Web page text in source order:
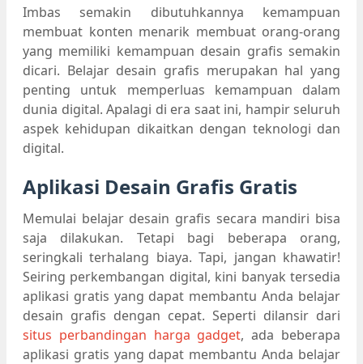
Imbas semakin dibutuhkannya kemampuan
membuat konten menarik membuat orang-orang
yang memiliki kemampuan desain grafis semakin
dicari. Belajar desain grafis merupakan hal yang
penting untuk memperluas kemampuan dalam
dunia digital. Apalagi di era saat ini, hampir seluruh
aspek kehidupan dikaitkan dengan teknologi dan
digital.
Aplikasi Desain Grafis Gratis
Memulai belajar desain grafis secara mandiri bisa
saja dilakukan. Tetapi bagi beberapa orang,
seringkali terhalang biaya. Tapi, jangan khawatir!
Seiring perkembangan digital, kini banyak tersedia
aplikasi gratis yang dapat membantu Anda belajar
desain grafis dengan cepat. Seperti dilansir dari
situs perbandingan harga gadget, ada beberapa
aplikasi gratis yang dapat membantu Anda belajar